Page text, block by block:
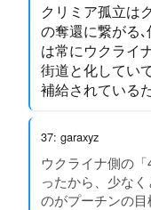
クリミア孤立は
の奪還に繋がる
は常にウクライ
街道と化してい
補給されている
37: garaxyz
ウクライナ側の
ったから、少な
のがプーチンの目